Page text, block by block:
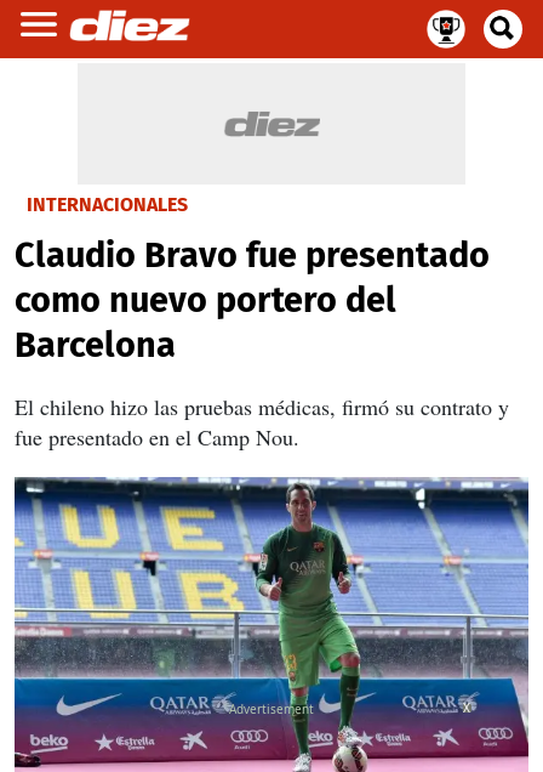
INTERNACIONALES
Claudio Bravo fue presentado
como nuevo portero del
Barcelona
El chileno hizo las pruebas médicas, firmó su contrato y
fue presentado en el Camp Nou.
X